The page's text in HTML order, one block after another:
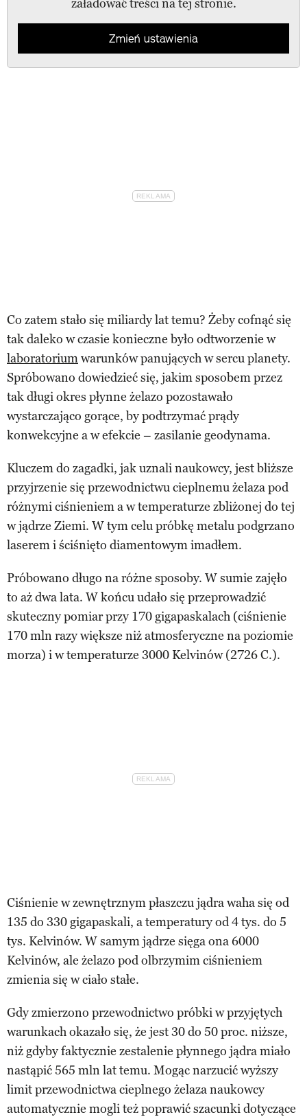
załadować treści na tej stronie.
Zmień ustawienia
Co zatem stało się miliardy lat temu? Żeby cofnąć się
tak daleko w czasie konieczne było odtworzenie w
laboratoriumwarunków panujących w sercu planety.
Spróbowano dowiedzieć się, jakim sposobem przez
tak długi okres płynne żelazo pozostawało
wystarczająco gorące, by podtrzymać prądy
konwekcyjne a w efekcie – zasilanie geodynama.
Kluczem do zagadki, jak uznali naukowcy, jest bliższe
przyjrzenie się przewodnictwu cieplnemu żelaza pod
różnymi ciśnieniem a w temperaturze zbliżonej do tej
w jądrze Ziemi. W tym celu próbkę metalu podgrzano
laserem i ściśnięto diamentowym imadłem.
Próbowano długo na różne sposoby. W sumie zajęło
to aż dwa lata. W końcu udało się przeprowadzić
skuteczny pomiar przy 170 gigapaskalach (ciśnienie
170 mln razy większe niż atmosferyczne na poziomie
morza) i w temperaturze 3000 Kelvinów (2726 C.).
Ciśnienie w zewnętrznym płaszczu jądra waha się od
135 do 330 gigapaskali, a temperatury od 4 tys. do 5
tys. Kelvinów. W samym jądrze sięga ona 6000
Kelvinów, ale żelazo pod olbrzymim ciśnieniem
zmienia się w ciało stałe.
Gdy zmierzono przewodnictwo próbki w przyjętych
warunkach okazało się, że jest 30 do 50 proc. niższe,
niż gdyby faktycznie zestalenie płynnego jądra miało
nastąpić 565 mln lat temu. Mogąc narzucić wyższy
limit przewodnictwa cieplnego żelaza naukowcy
automatycznie mogli też poprawić szacunki dotyczące